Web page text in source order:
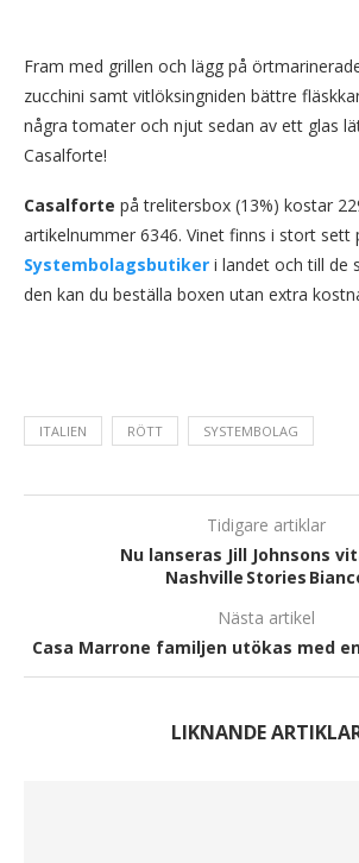
Fram med grillen och lägg på
zucchini samt vitlöksingniden bättre
några tomater och njut sedan av ett glas
Casalforte!
Casalforte på trelitersbox (13%) kostar
artikelnummer 6346. Vinet finns i stort sett
Systembolagsbutiker i landet och till de
den kan du beställa boxen utan extra
ITALIEN RÖTT SYSTEMBOLAG
Tidigare artiklar
Nu lanseras Jill Johnsons
Nashville Stories
Nästa artikel
Casa Marrone familjen utökas med
LIKNANDE